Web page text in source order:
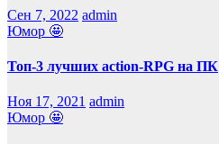
Сен 7, 2022 admin
Юмор 🤩
Топ-3 лучших action-RPG на ПК
Ноя 17, 2021 admin
Юмор 🤩